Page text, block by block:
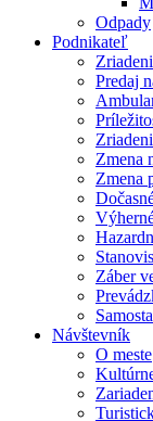
Odpady
Podnikateľ
Predaj
Zmena
Zmena
Záber
Návštevník
O meste